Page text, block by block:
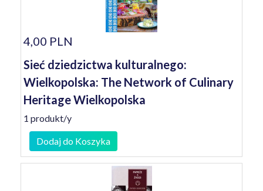
4,00 PLN
Sieć dziedzictwa kulturalnego:
Wielkopolska: The Network of Culinary
Heritage Wielkopolska
1 produkt/y
Dodaj do Koszyka